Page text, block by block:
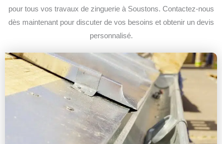
pour tous vos travaux de zinguerie à Soustons. Contactez-nous
dès maintenant pour discuter de vos besoins et obtenir un devis
personnalisé.